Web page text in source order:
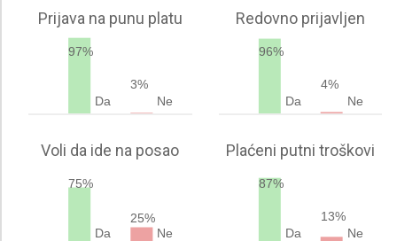
Prijava na punu platu
97%
Da
3%
Ne
Redovno prijavljen
96%
Da
4%
Ne
Voli da ide na posao
75%
Da
25%
Ne
Plaćeni putni troškovi
87%
Da
13%
Ne